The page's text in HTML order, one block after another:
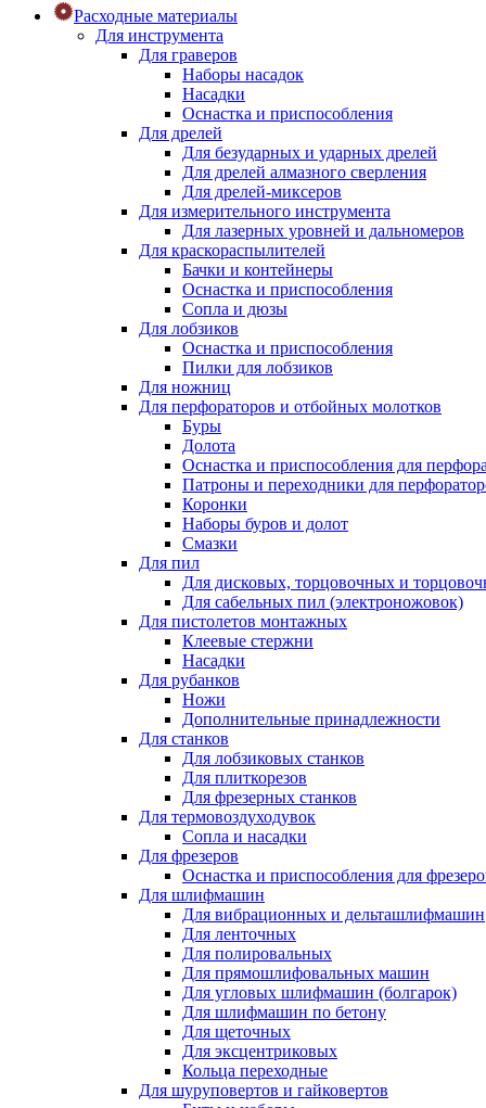
Расходные материалы
Для инструмента
Для граверов
Наборы насадок
Насадки
Оснастка и приспособления
Для дрелей
Для безударных и ударных дрелей
Для дрелей алмазного сверления
Для дрелей-миксеров
Для измерительного инструмента
Для лазерных уровней и дальномеров
Для краскораспылителей
Бачки и контейнеры
Оснастка и приспособления
Сопла и дюзы
Для лобзиков
Оснастка и приспособления
Пилки для лобзиков
Для ножниц
Для перфораторов и отбойных молотков
Буры
Долота
Оснастка и приспособления для
Патроны и переходники для
Коронки
Наборы буров и долот
Смазки
Для пил
Для дисковых, торцовочных и
Для сабельных пил (электроножовок)
Для пистолетов монтажных
Клеевые стержни
Насадки
Для рубанков
Ножи
Дополнительные принадлежности
Для станков
Для лобзиковых станков
Для плиткорезов
Для фрезерных станков
Для термовоздуходувок
Сопла и насадки
Для фрезеров
Оснастка и приспособления для
Для шлифмашин
Для вибрационных и дельташлифмашин
Для ленточных
Для полировальных
Для прямошлифовальных машин
Для угловых шлифмашин (болгарок)
Для шлифмашин по бетону
Для щеточных
Для эксцентриковых
Кольца переходные
Для шуруповертов и гайковертов